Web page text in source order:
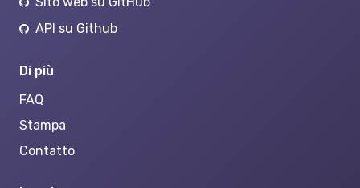
API su Github
Di più
FAQ
Stampa
Contatto